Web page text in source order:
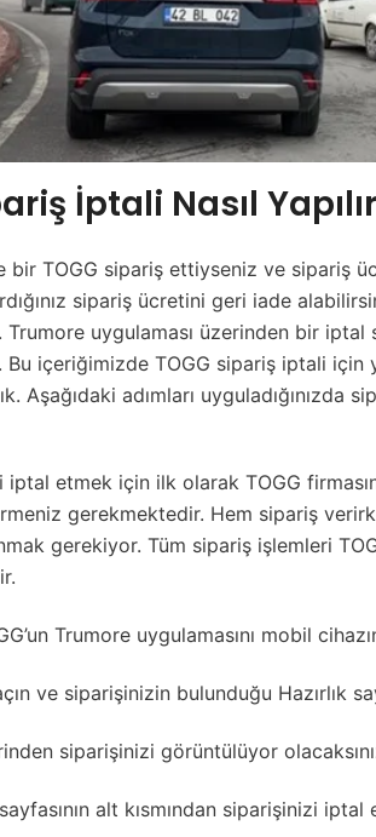
İptali Nasıl
bir TOGG sipariş ettiyseniz ve sipariş
sipariş ücretini geri iade
uygulaması üzerinden bir
içeriğimizde TOGG sipariş iptali için
Aşağıdaki adımları
etmek için ilk olarak TOGG
gerekmektedir. Hem sipariş
gerekiyor. Tüm sipariş işlemleri
Trumore uygulamasını mobil
ve siparişinizin bulunduğu Hazırlık
siparişinizi görüntülüyor
alt kısmından siparişinizi